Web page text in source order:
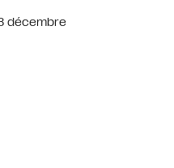
décembre